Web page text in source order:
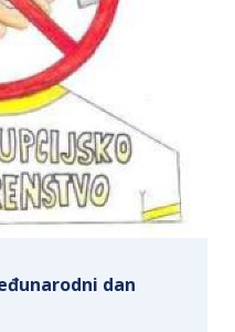
dan